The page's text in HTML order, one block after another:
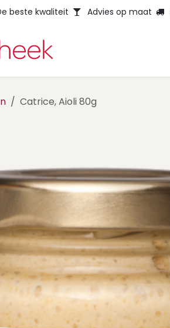
beste kwaliteit Advies op maat
Catrice, Aioli 80g